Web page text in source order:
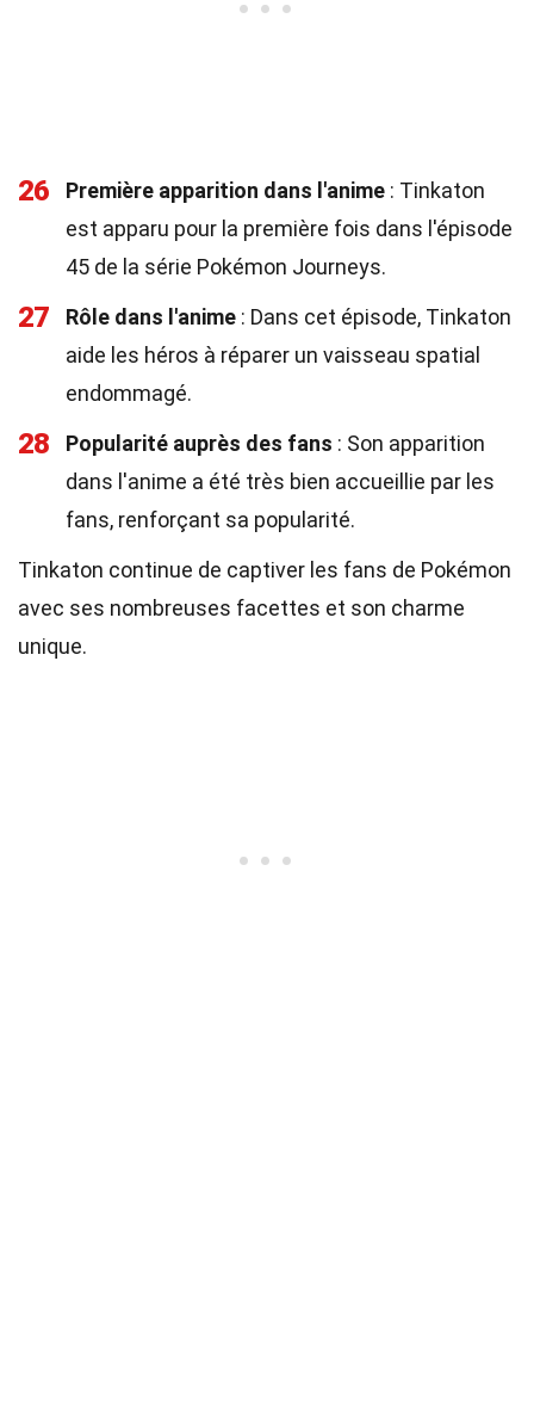
26 Première apparition dans l'anime : Tinkaton
est apparu pour la première fois dans l'épisode
45 de la série Pokémon Journeys.
27 Rôle dans l'anime : Dans cet épisode, Tinkaton
aide les héros à réparer un vaisseau spatial
endommagé.
28 Popularité auprès des fans : Son apparition
dans l'anime a été très bien accueillie par les
fans, renforçant sa popularité.
Tinkaton continue de captiver les fans de Pokémon
avec ses nombreuses facettes et son charme
unique.